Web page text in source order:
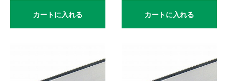
カートに入れる カートに入れる